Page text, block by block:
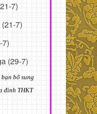
7)
7)
(29-7)
bổ sung
đình THKT